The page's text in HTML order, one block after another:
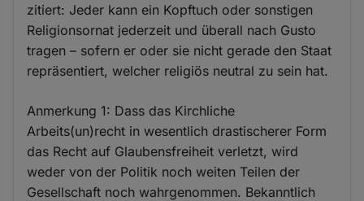
zitiert: Jeder kann ein Kopftuch oder sonstigen
Religionsornat jederzeit und überall nach Gusto
tragen – sofern er oder sie nicht gerade den Staat
repräsentiert, welcher religiös neutral zu sein hat.
Anmerkung 1: Dass das Kirchliche
Arbeits(un)recht in wesentlich drastischerer Form
das Recht auf Glaubensfreiheit verletzt, wird
weder von der Politik noch weiten Teilen der
Gesellschaft noch wahrgenommen. Bekanntlich